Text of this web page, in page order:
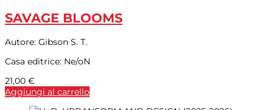
SAVAGE BLOOMS
Autore: Gibson S. T.
Casa editrice: Ne/oN
21,00 €
Aggiungi al carrello